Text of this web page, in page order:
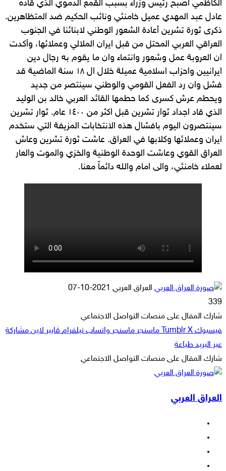
الكاظمي اصبح رئيس وزراء بسبب القمع الدموي الذي قاده
عادل عبد المهدي عميل خامنئي ونائب الحكيم ضد المتظاهرين.
ذكرى ثورة تشرين أعادة الشعور الوطني لابنائنا في الجنوب
العراقي العربي المحتل من قبل ايران الملالي وعملائها، وأكدت
ان العروبة عمل وشعور وانتماء وان ما يقوم به رجال دين
ايرانيين واحزاب اسلامية عميلة خلال ال ١٨ سنة الماضية قد
فشل وان رد الفعل القومي والوطني سينتصر من جديد
ويحطم عرش كسرى كما حطمها القائد العربي خالد بن الوليد
الذي قاد اجداد ثوار تشرين قبل اكثر من ١٤٠٠ عام. ثوار تشرين
سينتصرون اليوم بافشال هذه الانتخابات المزيفة التي ستخدم
ايران وعملائها وكلابها في العراق. عاشت ثورة تشرين وعاش
العراق القوي وعاشت الوحدة الوطنية والخزي والموت والعار
لعملاء خامنئي، والى امام والله دائماً معنا.
العراق العربي أرسل
إلكترونيا
2021-10-07
339
شارك المقال على منصات التواصل الاجتماعي
فيسبوك ‫X ماسنجر ماسنجر واتساب تيلقرام ڤايبر لاين مشاركة
عبر البريد طباعة
شارك المقال على منصات التواصل الاجتماعي
فيسبوك
‫X
ماسنجر
ماسنجر
واتساب
تيلقرام
ڤايبر
لاين
مشاركة
البريد
طباعة
العراق العربي